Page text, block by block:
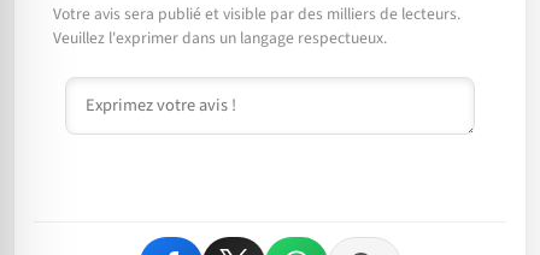
Votre avis sera publié et visible par des milliers de lecteurs.
Veuillez l'exprimer dans un langage respectueux.
Commentaire